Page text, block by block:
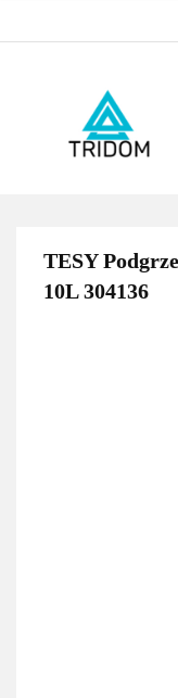
TESY
10L 304136